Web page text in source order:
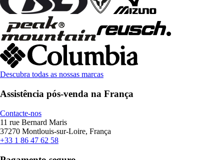
Descubra todas as nossas marcas
Assistência pós-venda na França
Contacte-nos
11 rue Bernard Maris
37270 Montlouis-sur-Loire, França
+33 1 86 47 62 58